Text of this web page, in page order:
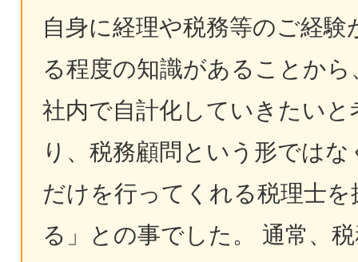
自身に経理や税務等のご経験
る程度の知識があることから
社内で自計化していきたいと
り、税務顧問という形ではな
だけを行ってくれる税理士を
る」との事でした。 通常、